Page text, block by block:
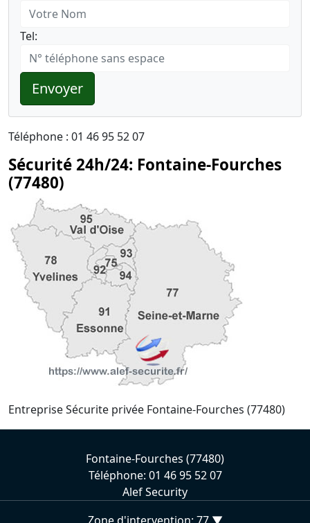
Tel:
Envoyer
Téléphone : 01 46 95 52 07
Sécurité 24h/24: Fontaine-Fourches
(77480)
Entreprise Sécurite privée Fontaine-Fourches (77480)
Fontaine-Fourches (77480)
Téléphone: 01 46 95 52 07
Alef Security